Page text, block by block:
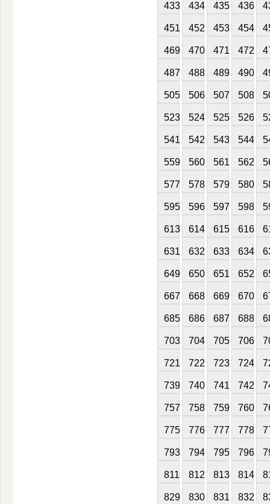
433 434 435 436
451 452 453 454
469 470 471 472
487 488 489 490
505 506 507 508
523 524 525 526
541 542 543 544
559 560 561 562
577 578 579 580
595 596 597 598
613 614 615 616
631 632 633 634
649 650 651 652
667 668 669 670
685 686 687 688
703 704 705 706
721 722 723 724
739 740 741 742
757 758 759 760
775 776 777 778
793 794 795 796
811 812 813 814
829 830 831 832